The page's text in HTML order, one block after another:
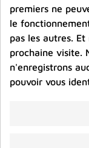
Bijoux
Partager :
premiers ne
le
pas les autres.
prochaine visite.
n'enregistrons
pouvoir vous